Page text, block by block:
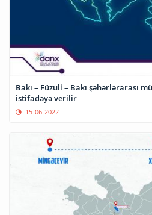
Bakı – Füzuli – Bakı şəhərlərarası
istifadəyə verilir
15-06-2022